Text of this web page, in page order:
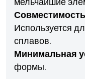
Используется
сплавов.
Минимальная
формы.